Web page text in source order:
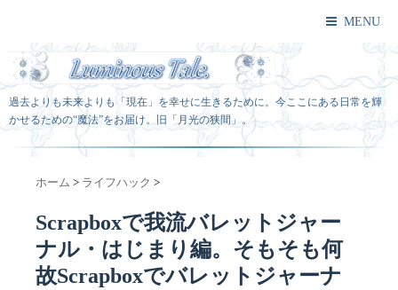
MENU
過去よりも未来よりも「現在」を幸せに生きるために。今ここにある日常を輝
かせるための“魔法”をお届け。旧「月光の狭間」。
ホーム > ライフハック >
Scrapboxで我流バレットジャー
ナル・はじまり編。そもそも何
故Scrapboxでバレットジャーナ